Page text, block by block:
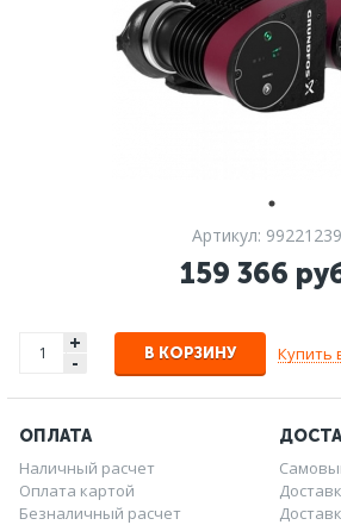
Артикул: 99221239
159 366
+
- В КОРЗИНУ Купить
ОПЛАТА
Наличный расчет
Оплата картой
Безналичный расчет